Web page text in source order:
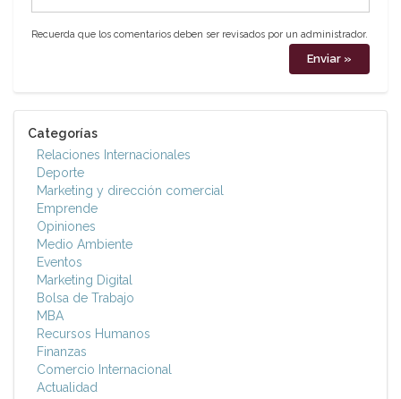
Recuerda que los comentarios deben ser revisados por un administrador.
Categorías
Relaciones Internacionales
Deporte
Marketing y dirección comercial
Emprende
Opiniones
Medio Ambiente
Eventos
Marketing Digital
Bolsa de Trabajo
MBA
Recursos Humanos
Finanzas
Comercio Internacional
Actualidad